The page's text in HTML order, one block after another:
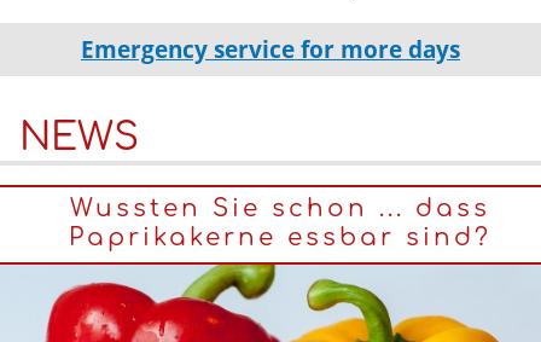
Emergency service for more days
NEWS
Wussten Sie schon ... dass
Paprikakerne essbar sind?